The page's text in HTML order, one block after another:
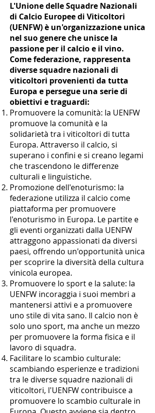
L'Unione delle Squadre Nazionali
di Calcio Europee di Viticoltori
(UENFW) è un'organizzazione unica
nel suo genere che unisce la
passione per il calcio e il vino.
Come federazione, rappresenta
diverse squadre nazionali di
viticoltori provenienti da tutta
Europa e persegue una serie di
obiettivi e traguardi:
Promuovere la comunità: la UENFW
promuove la comunità e la
solidarietà tra i viticoltori di tutta
Europa. Attraverso il calcio, si
superano i confini e si creano legami
che trascendono le differenze
culturali e linguistiche.
Promozione dell'enoturismo: la
federazione utilizza il calcio come
piattaforma per promuovere
l'enoturismo in Europa. Le partite e
gli eventi organizzati dalla UENFW
attraggono appassionati da diversi
paesi, offrendo un'opportunità unica
per scoprire la diversità della cultura
vinicola europea.
Promuovere lo sport e la salute: la
UENFW incoraggia i suoi membri a
mantenersi attivi e a promuovere
uno stile di vita sano. Il calcio non è
solo uno sport, ma anche un mezzo
per promuovere la forma fisica e il
lavoro di squadra.
Facilitare lo scambio culturale:
scambiando esperienze e tradizioni
tra le diverse squadre nazionali di
viticoltori, l'UENFW contribuisce a
promuovere lo scambio culturale in